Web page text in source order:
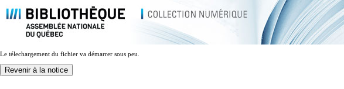
Le télechargement du fichier va démarrer sous peu.